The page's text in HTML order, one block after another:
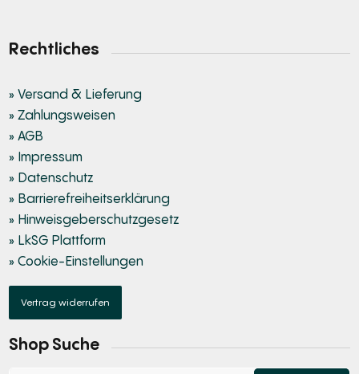
Rechtliches
» Versand & Lieferung
» Zahlungsweisen
» AGB
» Impressum
» Datenschutz
» Barrierefreiheitserklärung
» Hinweisgeberschutzgesetz
» LkSG Plattform
» Cookie-Einstellungen
Vertrag widerrufen
Shop Suche